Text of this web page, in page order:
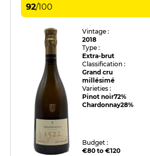
92/100
Vintage :
2018
Type :
Extra-brut
Classification :
Grand cru
millésimé
Varieties :
Pinot noir72%
Chardonnay28%
Budget :
€80 to €120